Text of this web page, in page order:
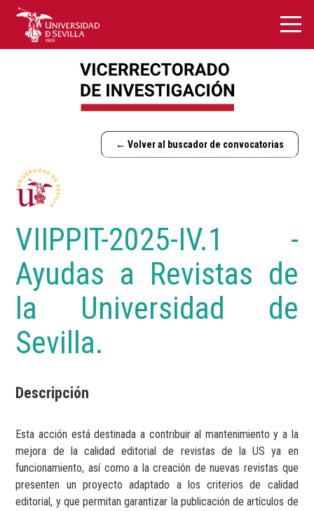
← Volver al buscador de convocatorias
VIIPPIT-2025-IV.1 -
Ayudas a Revistas de
la Universidad de
Sevilla.
Descripción
Esta acción está destinada a contribuir al mantenimiento y a la
mejora de la calidad editorial de revistas de la US ya en
funcionamiento, así como a la creación de nuevas revistas que
presenten un proyecto adaptado a los criterios de calidad
editorial, y que permitan garantizar la publicación de artículos de